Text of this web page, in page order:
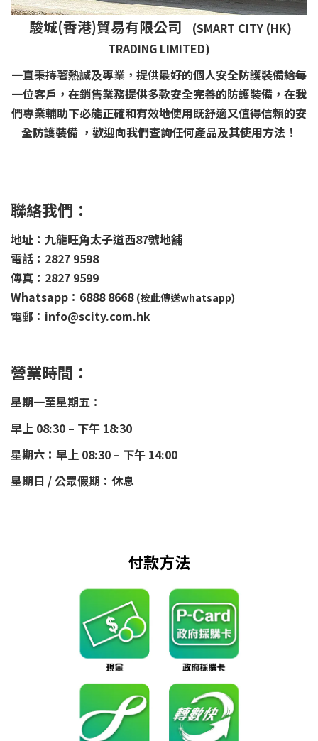
駿城(香港)貿易有限公司
(SMART CITY (HK)
TRADING LIMITED)
一直秉持著熱誠及專業，提供最好的個人安全防護裝備給每
一位客戶，在銷售業務提供多款安全完善的防護裝備，在我
們專業輔助下必能正確和有效地使用既舒適又值得信賴的安
全防護裝備 ，歡迎向我們查詢任何產品及其使用方法！
聯絡我們：
地址：九龍旺角太子道西87號地舖
電話：2827 9598
傳真：2827 9599
Whatsapp：6888 8668 (按此傳送whatsapp)
電郵：info@scity.com.hk
營業時間：
星期一至星期五：
早上 08:30 – 下午 18:30
星期六：早上 08:30 – 下午 14:00
星期日 / 公眾假期：休息
付款方法